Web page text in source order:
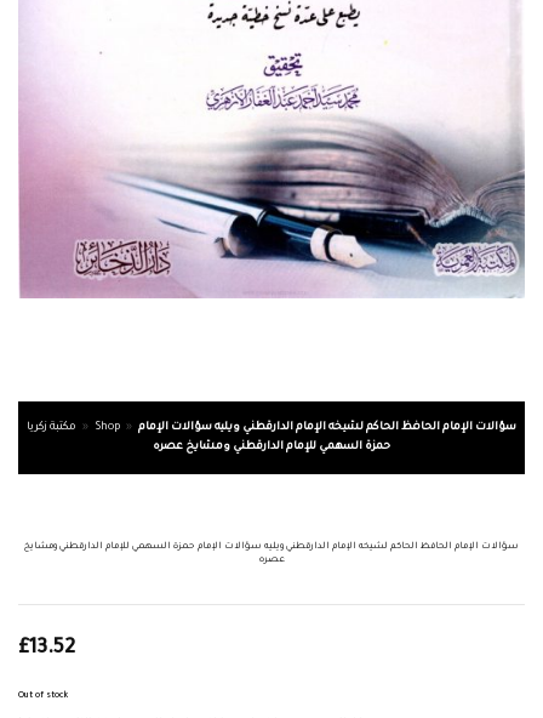
مكتبة زكريا » Shop » سؤالات الإمام الحافظ الحاكم لشيخه الإمام الدارقطني ويليه سؤالات الإمام
حمزة السهمي للإمام الدارقطني ومشايخ عصره
سؤالات الإمام الحافظ الحاكم لشيخه الإمام الدارقطني ويليه سؤالات الإمام حمزة السهمي للإمام الدارقطني ومشايخ
عصره
£13.52
Out of stock